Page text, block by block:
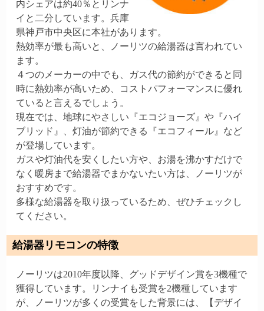
内シェアは約40％とリンナ
イと二分しています。兵庫
県神戸市中央区に本社があります。
熱効率が最も高いと、ノーリツの給湯器は言われてい
ます。
４つのメーカーの中でも、ガス代の節約ができると同
時に熱効率が高いため、コストパフォーマンスに優れ
ていると言えるでしょう。
現在では、地球にやさしい『エコジョーズ』や『ハイ
ブリッド』、灯油が節約できる『エコフィール』など
が登場しています。
ガスや灯油代を安くしたい方や、お湯を沸かすだけで
なく暖房まで給湯器でまかないたい方は、ノーリツが
おすすめです。
多様な給湯器を取り扱っているため、ぜひチェックし
てください。
給湯器リモコンの特徴
ノーリツは2010年度以降、グッドデザイン賞を3機種で
獲得しています。リンナイも受賞を2機種しています
が、ノーリツが多くの受賞をした背景には、【デザイ